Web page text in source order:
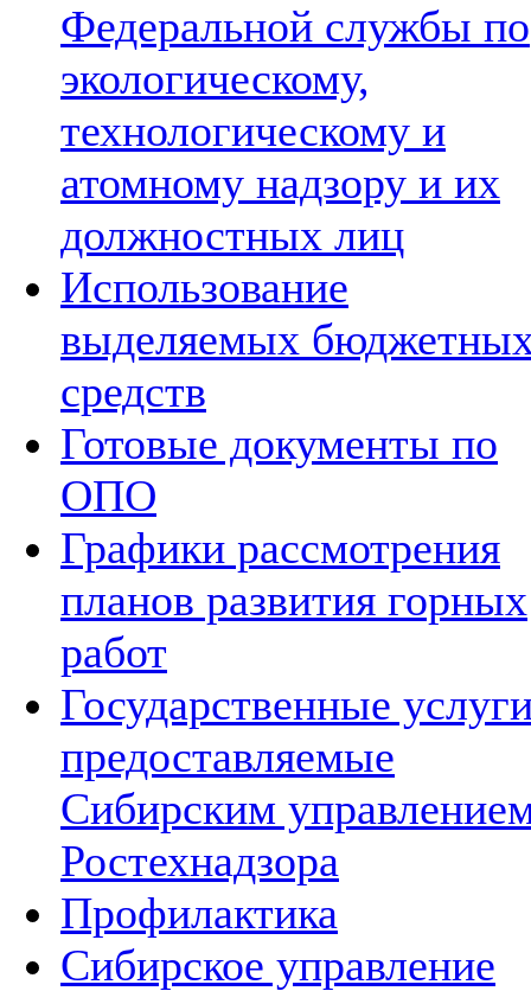
Федеральной службы по
экологическому,
технологическому и
атомному надзору и их
должностных лиц
Использование
выделяемых
средств
Готовые документы по
ОПО
Графики рассмотрения
планов развития горных
работ
Государственные
предоставляемые
Сибирским
Ростехнадзора
Профилактика
Сибирское управление